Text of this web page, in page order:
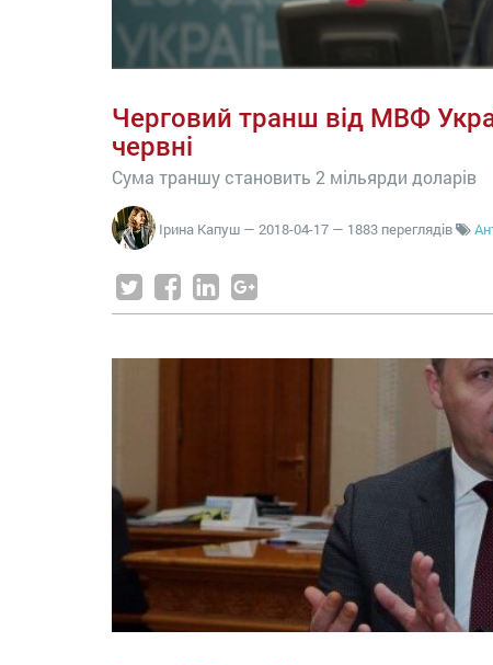
Черговий транш від МВФ
червні
Сума траншу становить 2 мільярди доларів
Ірина Капуш — 2018-04-17 — 1883 переглядів